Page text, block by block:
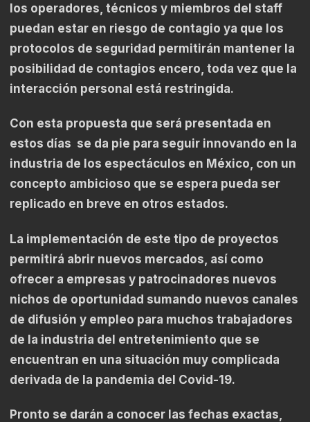
los operadores, técnicos y miembros del staff
puedan estar en riesgo de contagio ya que los
protocolos de seguridad permitirán mantener la
posibilidad de contagios encero, toda vez que la
interacción personal está restringida.
Con esta propuesta que será presentada en
estos días se da pie para seguir innovando en la
industria de los espectáculos en México, con un
concepto ambicioso que se espera pueda ser
replicado en breve en otros estados.
La implementación de este tipo de proyectos
permitirá abrir nuevos mercados, así como
ofrecer a empresas y patrocinadores nuevos
nichos de oportunidad sumando nuevos canales
de difusión y empleo para muchos trabajadores
de la industria del entretenimiento que se
encuentran en una situación muy complicada
derivada de la pandemia del Covid-19.
Pronto se darán a conocer las fechas exactas,